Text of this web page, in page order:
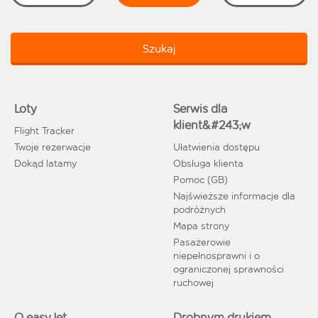
Szukaj
Loty
Flight Tracker
Twoje rezerwacje
Dokąd latamy
Serwis dla
klient&#243;w
Ułatwienia dostępu
Obsługa klienta
Pomoc (GB)
Najświeższe informacje dla
podróżnych
Mapa strony
Pasażerowie
niepełnosprawni i o
ograniczonej sprawności
ruchowej